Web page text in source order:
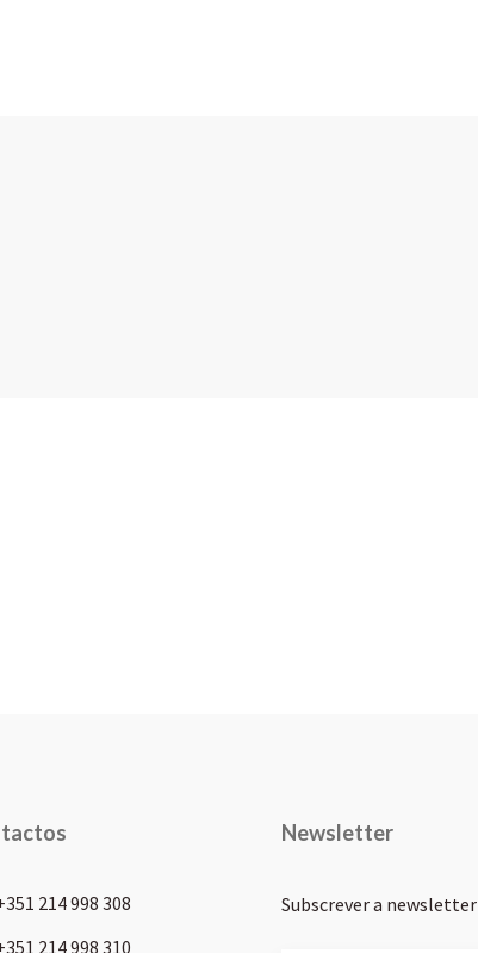
214 998 308
214 998 310
Newsletter
Subscrever a newsletter